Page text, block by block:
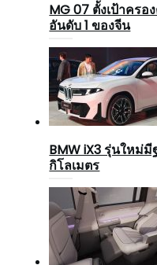
MG 07 ตั้งเป้าคร
อันดับ 1 ของจีน
BMW iX3 รุ่นใหม่
กิโลเมตร